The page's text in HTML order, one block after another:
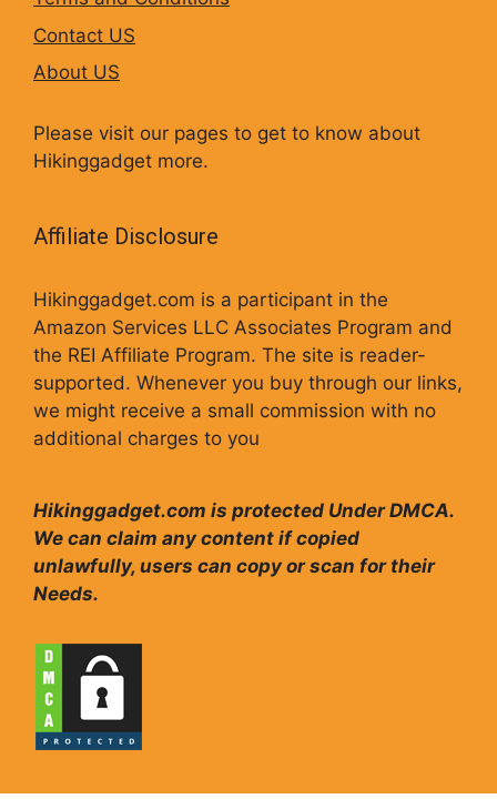
Contact US
About US
Please visit our pages to get to know about
Hikinggadget more.
Affiliate Disclosure
Hikinggadget.com is a participant in the
Amazon Services LLC Associates Program and
the REI Affiliate Program. The site is reader-
supported. Whenever you buy through our links,
we might receive a small commission with no
additional charges to you
Hikinggadget.com is protected Under DMCA.
We can claim any content if copied
unlawfully, users can copy or scan for their
Needs.